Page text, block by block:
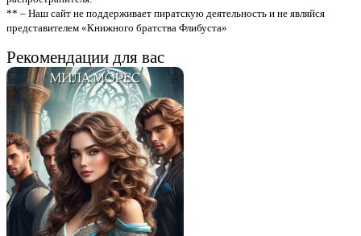
** – Наш сайт не поддерживает пиратскую деятельность и не являйся
представителем «Книжного братства Флибуста»
Рекомендации для вас